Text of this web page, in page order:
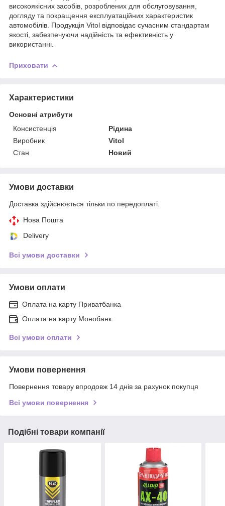
високоякісних засобів, розроблених для обслуговування,
догляду та покращення експлуатаційних характеристик
автомобілів. Продукція Vitol відповідає сучасним стандартам
якості, забезпечуючи надійність та ефективність у
використанні.
Приховати
Характеристики
Основні атрибути
Консистенція
Рідина
Виробник
Vitol
Стан
Новий
Умови доставки
Доставка здійснюється тільки по передоплаті.
Нова Пошта
Delivery
Всі умови доставки
Умови оплати
Оплата на карту Приватбанка
Оплата на карту Монобанк.
Всі умови оплати
Умови повернення
Повернення товару впродовж 14 днів за рахунок покупця
Всі умови повернення
Подібні товари компанії